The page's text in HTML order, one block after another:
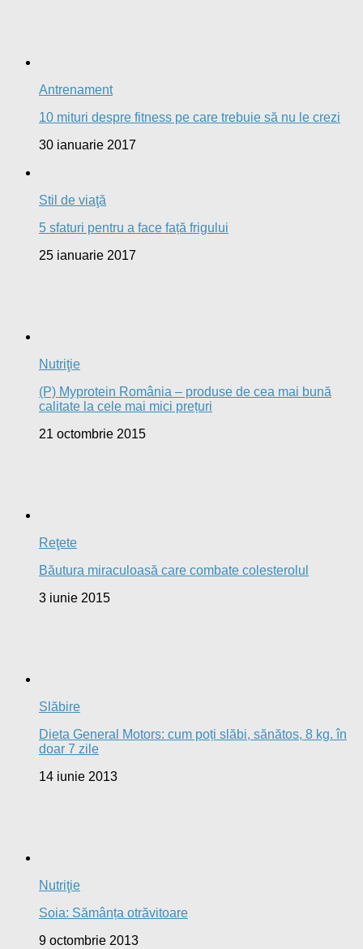
Antrenament
10 mituri despre fitness pe care trebuie să nu le crezi
30 ianuarie 2017
Stil de viaţă
5 sfaturi pentru a face față frigului
25 ianuarie 2017
Nutriţie
(P) Myprotein România – produse de cea mai bună
calitate la cele mai mici prețuri
21 octombrie 2015
Reţete
Băutura miraculoasă care combate colesterolul
3 iunie 2015
Slăbire
Dieta General Motors: cum poți slăbi, sănătos, 8 kg. în
doar 7 zile
14 iunie 2013
Nutriţie
Soia: Sămânța otrăvitoare
9 octombrie 2013